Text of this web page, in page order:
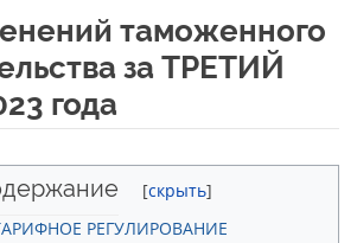
таможенного
за ТРЕТИЙ
года
,поиск
РЕГУЛИРОВАНИЕ